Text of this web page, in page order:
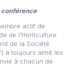
conférence
actif de
de l’Horticulture
de la Société
a toujours aimé les
à chacun de